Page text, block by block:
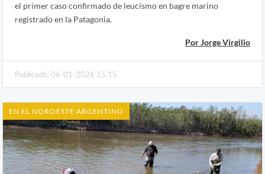
el primer caso confirmado de leucismo en bagre marino
registrado en la Patagonia.
Por Jorge Virgilio
Publicado: 06-01-2026 15:15
EN EL NOROESTE ARGENTINO